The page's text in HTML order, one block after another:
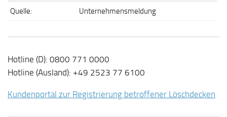
Quelle: Unternehmensmeldung
Hotline (D): 0800 771 0000
Hotline (Ausland): +49 2523 77 6100
Kundenportal zur Registrierung betroffener Löschdecken